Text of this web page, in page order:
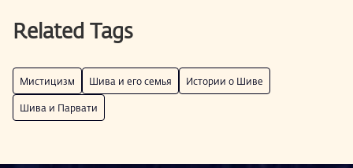
Related Tags
Мистицизм Шива и его семья Истории о Шиве
Шива и Парвати